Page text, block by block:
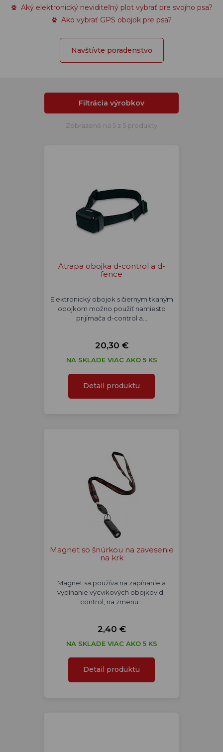
Aký elektronický neviditeľný plot vybrať pre svojho psa?
Ako vybrať GPS obojok pre psa?
Navštívte poradenstvo
Filtrácia výrobkov
Zobrazené na 5 z 5 produkty
Atrapa obojka d-control a d-
fence
Elektronický obojok s čiernym tkaným
obojkom možno použiť namiesto
prijímača d-control a…
20,30 €
NA SKLADE VIAC AKO 5 KS
Detail produktu
Magnet so šnúrkou na zavesenie
na krk
Magnet sa používa na zapínanie a
vypínanie výcvikových obojkov d-
control, na zmenu…
2,40 €
NA SKLADE VIAC AKO 5 KS
Detail produktu